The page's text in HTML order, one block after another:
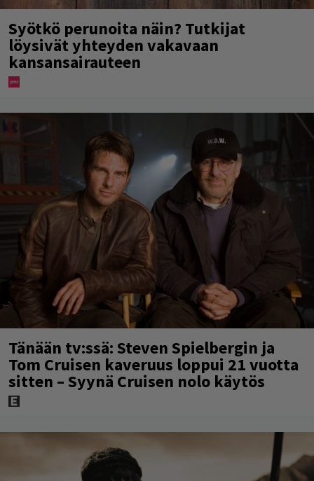
Syötkö perunoita näin? Tutkijat
löysivät yhteyden vakavaan
kansansairauteen
Tänään tv:ssä: Steven Spielbergin ja
Tom Cruisen kaveruus loppui 21 vuotta
sitten – Syynä Cruisen nolo käytös